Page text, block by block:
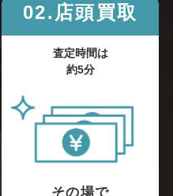
02.店頭買取
査定時間は
約5分
その場で